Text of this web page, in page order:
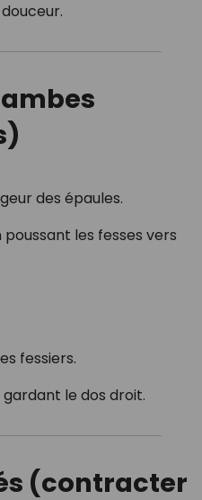
des épaules.
les fesses vers
fessiers.
gardant le dos droit.
(contracter